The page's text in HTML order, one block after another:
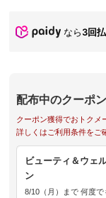
なら3回
配布中のクーポ
クーポン獲得でおトクメ
詳しくはご利用条件をご
ビューティ＆ウェ
ン
8/10（月）まで 何度で